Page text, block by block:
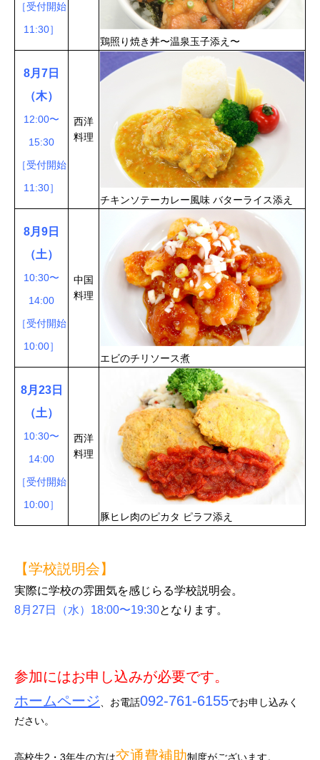
［受付開始
11:30］
鶏照り焼き丼〜温泉玉子添え〜
8月7日
（木）
12:00〜
15:30
［受付開始
11:30］
西洋
料理
チキンソテーカレー風味 バターライス添え
8月9日
（土）
10:30〜
14:00
［受付開始
10:00］
中国
料理
エビのチリソース煮
8月23日
（土）
10:30〜
14:00
［受付開始
10:00］
西洋
料理
豚ヒレ肉のピカタ ピラフ添え
【学校説明会】
実際に学校の雰囲気を感じらる学校説明会。
8月27日（水）18:00〜19:30となります。
参加にはお申し込みが必要です。
ホームページ 、お電話092-761-6155でお申し込みく
ださい。
高校生2・3年生の方は交通費補助制度がございます。